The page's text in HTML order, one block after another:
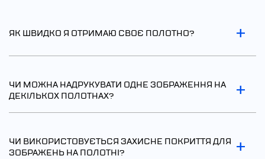
ЯК ШВИДКО Я ОТРИМАЮ СВОЄ ПОЛОТНО?
ЧИ МОЖНА НАДРУКУВАТИ ОДНЕ ЗОБРАЖЕННЯ НА
ДЕКІЛЬКОХ ПОЛОТНАХ?
ЧИ ВИКОРИСТОВУЄТЬСЯ ЗАХИСНЕ ПОКРИТТЯ ДЛЯ
ЗОБРАЖЕНЬ НА ПОЛОТНІ?